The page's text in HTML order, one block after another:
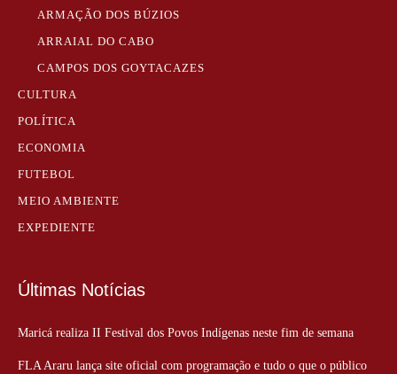
ARMAÇÃO DOS BÚZIOS
ARRAIAL DO CABO
CAMPOS DOS GOYTACAZES
CULTURA
POLÍTICA
ECONOMIA
FUTEBOL
MEIO AMBIENTE
EXPEDIENTE
Últimas Notícias
Maricá realiza II Festival dos Povos Indígenas neste fim de semana
FLA Araru lança site oficial com programação e tudo o que o público